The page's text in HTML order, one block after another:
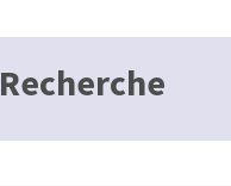
Recherche